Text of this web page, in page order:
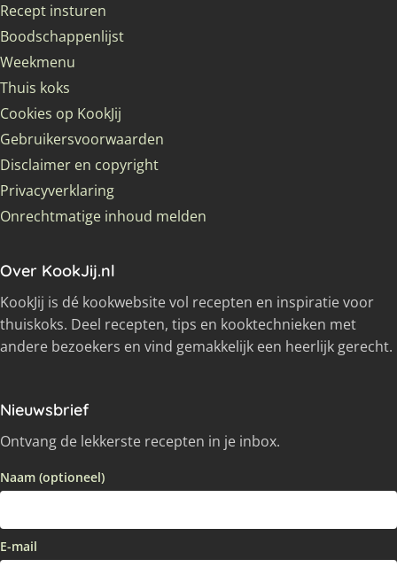
Recept insturen
Boodschappenlijst
Weekmenu
Thuis koks
Cookies op KookJij
Gebruikersvoorwaarden
Disclaimer en copyright
Privacyverklaring
Onrechtmatige inhoud melden
Over KookJij.nl
KookJij is dé kookwebsite vol recepten en inspiratie voor
thuiskoks. Deel recepten, tips en kooktechnieken met
andere bezoekers en vind gemakkelijk een heerlijk gerecht.
Nieuwsbrief
Ontvang de lekkerste recepten in je inbox.
Naam (optioneel)
E-mail